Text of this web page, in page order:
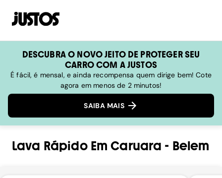
DESCUBRA O NOVO JEITO DE PROTEGER SEU
CARRO COM A JUSTOS
É fácil, é mensal, e ainda recompensa quem dirige bem! Cote
agora em menos de 2 minutos!
SAIBA MAIS
Lava RápidoEmCaruara - Belem